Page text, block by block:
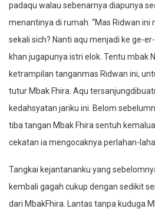
padaqu walau sebenarnya diapunya
menantinya di rumah. “Mas Ridwan
sekali sich? Nanti aqu menjadi ke ge-
khan jugapunya istri elok. Tentu mbak
ketrampilan tanganmas Ridwan ini,
tutur Mbak Fhira. Aqu
kedahsyatan jariku ini. Belom
tiba tangan Mbak Fhira sentuh
cekatan ia mengocaknya perlahan-
Tangkai kejantananku yang
kembali gagah cukup dengan sedikit
dari MbakFhira. Lantas tanpa kuduga